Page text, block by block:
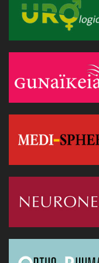
L’Hôpital Imelda
réduisant la dose
06 juillet 2026 - 10:49
02 juillet 2026 - 14:35
Anthropic lance
pour la recherche
01 juillet 2026 - 20:51
Première belge: une
01 juillet 2026 - 13:12
déploiement de l'IA
27 juin 2026 - 15:09